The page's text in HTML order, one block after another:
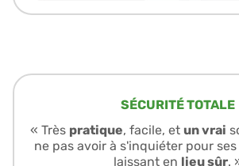
SÉCURITÉ TOTALE
« Très pratique, facile, et un vrai
ne pas avoir à s'inquiéter pour
laissant en lieu sûr.